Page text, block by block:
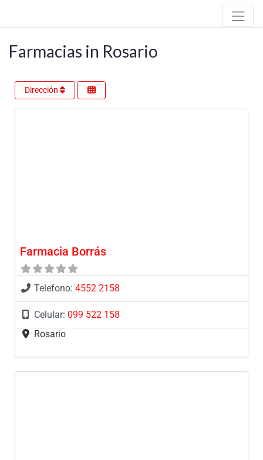
Farmacias in Rosario
Dirección
Farmacia Borrás
Telefono: 4552 2158
Celular: 099 522 158
Rosario